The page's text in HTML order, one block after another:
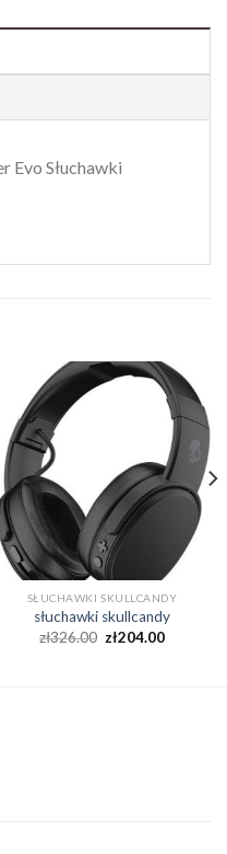
Evo Słuchawki
SŁUCHAWKI SKULLCANDY
słuchawki skullcandy
zł326.00 zł204.00